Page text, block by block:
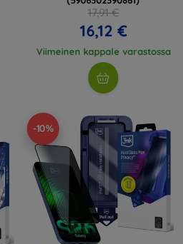
17,91 €
16,12 €
Viimeinen kappale varastossa
-10%